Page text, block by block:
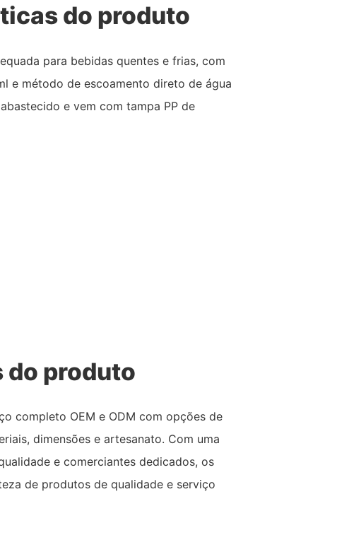
do produto
para bebidas quentes e frias, com
e método de escoamento direto de água
e vem com tampa PP de
do produto
completo OEM e ODM com opções de
dimensões e artesanato. Com uma
e comerciantes dedicados, os
de produtos de qualidade e serviço